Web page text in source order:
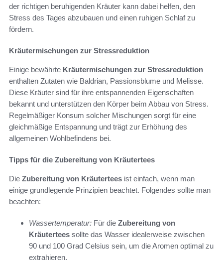
der richtigen beruhigenden Kräuter kann dabei helfen, den
Stress des Tages abzubauen und einen ruhigen Schlaf zu
fördern.
Kräutermischungen zur Stressreduktion
Einige bewährte Kräutermischungen zur Stressreduktion
enthalten Zutaten wie Baldrian, Passionsblume und Melisse.
Diese Kräuter sind für ihre entspannenden Eigenschaften
bekannt und unterstützen den Körper beim Abbau von Stress.
Regelmäßiger Konsum solcher Mischungen sorgt für eine
gleichmäßige Entspannung und trägt zur Erhöhung des
allgemeinen Wohlbefindens bei.
Tipps für die Zubereitung von Kräutertees
Die Zubereitung von Kräutertees ist einfach, wenn man
einige grundlegende Prinzipien beachtet. Folgendes sollte man
beachten:
Wassertemperatur: Für die Zubereitung von
Kräutertees sollte das Wasser idealerweise zwischen
90 und 100 Grad Celsius sein, um die Aromen optimal zu
extrahieren.